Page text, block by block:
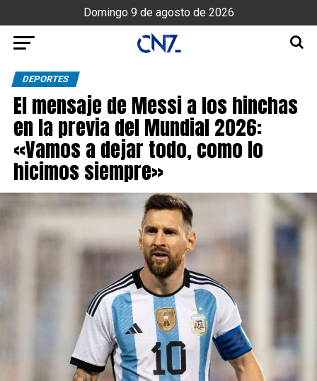
Domingo 9 de agosto de 2026
DEPORTES
El mensaje de Messi a los hinchas
en la previa del Mundial 2026:
«Vamos a dejar todo, como lo
hicimos siempre»